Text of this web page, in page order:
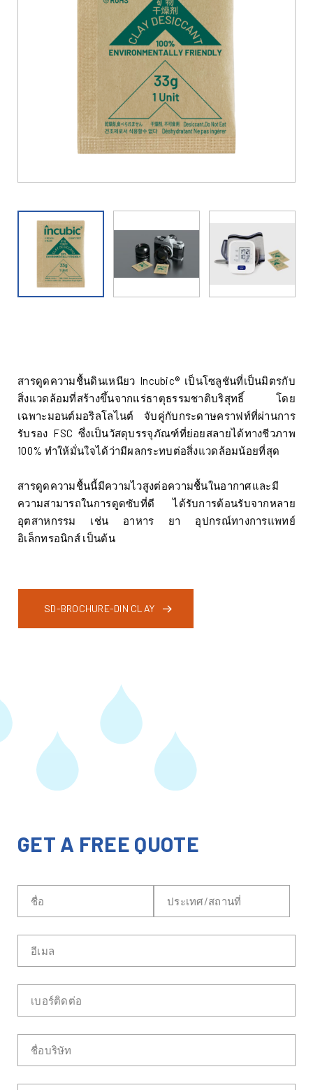
สารดูดความชื้นดินเหนียว Incubic® เป็นโซลูชันที่เป็นมิตรกับ
สิ่งแวดล้อมที่สร้างขึ้นจากแร่ธาตุธรรมชาติบริสุทธิ์ โดย
เฉพาะมอนต์มอริลโลไนต์ จับคู่กับกระดาษคราฟท์ที่ผ่านการ
รับรอง FSC ซึ่งเป็นวัสดุบรรจุภัณฑ์ที่ย่อยสลายได้ทางชีวภาพ
100% ทําให้มั่นใจได้ว่ามีผลกระทบต่อสิ่งแวดล้อมน้อยที่สุด
สารดูดความชื้นนี้มีความไวสูงต่อความชื้นในอากาศและมี
ความสามารถในการดูดซับที่ดี ได้รับการต้อนรับจากหลาย
อุตสาหกรรม เช่น อาหาร ยา อุปกรณ์ทางการแพทย์
อิเล็กทรอนิกส์ เป็นต้น
SD-BROCHURE-DIN CLAY
GET A FREE QUOTE